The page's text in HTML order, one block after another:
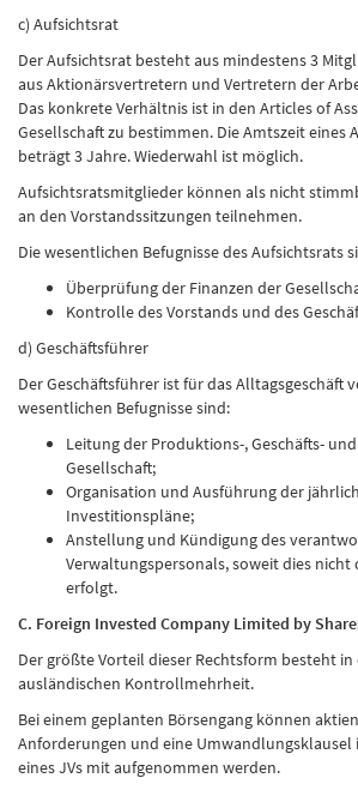
c) Aufsichtsrat
Der Aufsichtsrat besteht aus mindestens 3
aus Aktionärsvertretern und Vertretern der
Das konkrete Verhältnis ist in den Articles of
Gesellschaft zu bestimmen. Die Amtszeit eines
beträgt 3 Jahre. Wiederwahl ist möglich.
Aufsichtsratsmitglieder können als nicht
an den Vorstandssitzungen teilnehmen.
Die wesentlichen Befugnisse des Aufsichtsrats
Überprüfung der Finanzen der
Kontrolle des Vorstands und des
d) Geschäftsführer
Der Geschäftsführer ist für das Alltagsgeschäft
wesentlichen Befugnisse sind:
Leitung der Produktions-, Geschäfts-
Gesellschaft;
Organisation und Ausführung der
Investitionspläne;
Anstellung und Kündigung des
Verwaltungspersonals, soweit dies nicht
erfolgt.
C. Foreign Invested Company Limited by
Der größte Vorteil dieser Rechtsform besteht
ausländischen Kontrollmehrheit.
Bei einem geplanten Börsengang können
Anforderungen und eine Umwandlungsklausel
eines JVs mit aufgenommen werden.